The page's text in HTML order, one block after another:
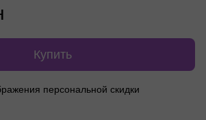
Купить
персональной скидки